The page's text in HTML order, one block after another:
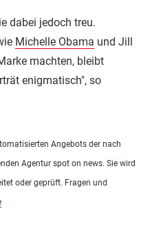
dabei jedoch treu.
Michelle Obama und Jill
machten, bleibt
enigmatisch", so
Angebots der nach
Agentur spot on news. Sie wird
oder geprüft. Fragen und